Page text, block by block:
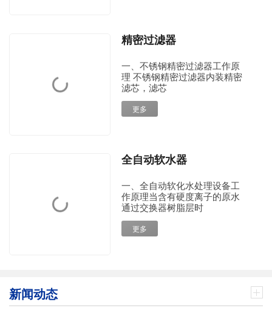
精密过滤器
一、不锈钢精密过滤器工作原
理 不锈钢精密过滤器内装精密
滤芯，滤芯
更多
全自动软水器
一、全自动软化水处理设备工
作原理当含有硬度离子的原水
通过交换器树脂层时
更多
新闻动态